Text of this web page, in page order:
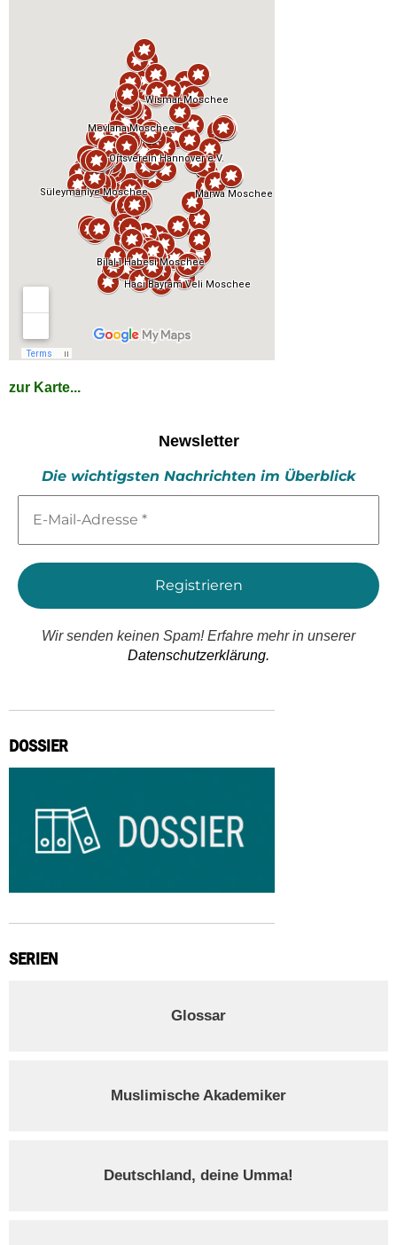
zur Karte...
Newsletter
Die wichtigsten Nachrichten im Überblick
Mail-
*
Wir senden keinen Spam! Erfahre mehr in unserer
Datenschutzerklärung.
DOSSIER
SERIEN
Glossar
Muslimische Akademiker
Deutschland, deine Umma!